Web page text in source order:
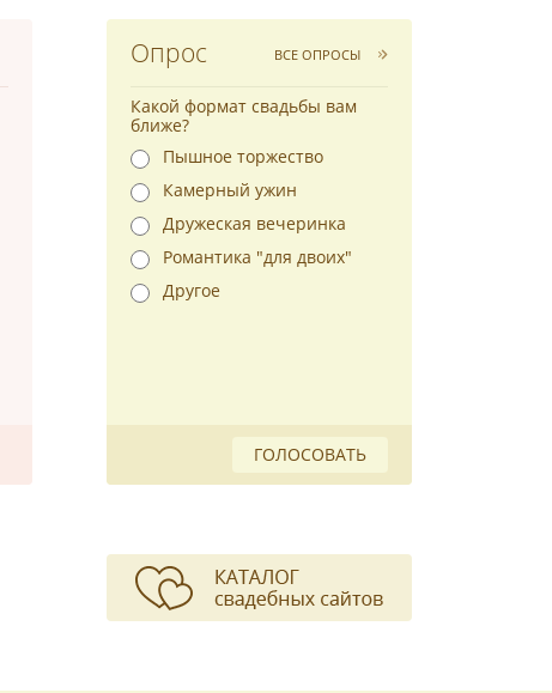
Опрос ВСЕ ОПРОСЫ
Какой формат свадьбы вам
ближе?
Пышное торжество
Камерный ужин
Дружеская вечеринка
Романтика "для двоих"
Другое
ГОЛОСОВАТЬ